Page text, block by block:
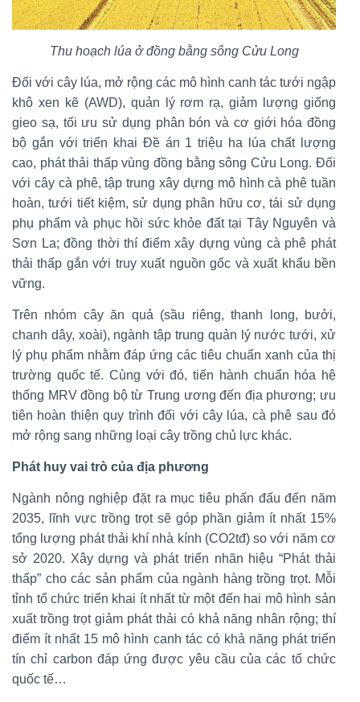
Thu hoạch lúa ở đồng bằng sông Cửu Long
Đối với cây lúa, mở rộng các mô hình canh tác tưới ngập
khô xen kẽ (AWD), quản lý rơm rạ, giảm lượng giống
gieo sạ, tối ưu sử dụng phân bón và cơ giới hóa đồng
bộ gắn với triển khai Đề án 1 triệu ha lúa chất lượng
cao, phát thải thấp vùng đồng bằng sông Cửu Long. Đối
với cây cà phê, tập trung xây dựng mô hình cà phê tuần
hoàn, tưới tiết kiệm, sử dụng phân hữu cơ, tái sử dụng
phụ phẩm và phục hồi sức khỏe đất tại Tây Nguyên và
Sơn La; đồng thời thí điểm xây dựng vùng cà phê phát
thải thấp gắn với truy xuất nguồn gốc và xuất khẩu bền
vững.
Trên nhóm cây ăn quả (sầu riêng, thanh long, bưởi,
chanh dây, xoài), ngành tập trung quản lý nước tưới, xử
lý phụ phẩm nhằm đáp ứng các tiêu chuẩn xanh của thị
trường quốc tế. Cùng với đó, tiến hành chuẩn hóa hệ
thống MRV đồng bộ từ Trung ương đến địa phương; ưu
tiên hoàn thiện quy trình đối với cây lúa, cà phê sau đó
mở rộng sang những loại cây trồng chủ lực khác.
Phát huy vai trò của địa phương
Ngành nông nghiệp đặt ra mục tiêu phấn đấu đến năm
2035, lĩnh vực trồng trọt sẽ góp phần giảm ít nhất 15%
tổng lượng phát thải khí nhà kính (CO2tđ) so với năm cơ
sở 2020. Xây dựng và phát triển nhãn hiệu “Phát thải
thấp” cho các sản phẩm của ngành hàng trồng trọt. Mỗi
tỉnh tổ chức triển khai ít nhất từ một đến hai mô hình sản
xuất trồng trọt giảm phát thải có khả năng nhân rộng; thí
điểm ít nhất 15 mô hình canh tác có khả năng phát triển
tín chỉ carbon đáp ứng được yêu cầu của các tổ chức
quốc tế…